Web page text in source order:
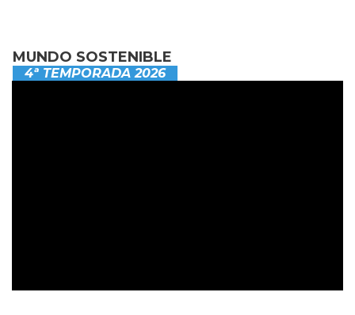
MUNDO SOSTENIBLE
4ª TEMPORADA 2026